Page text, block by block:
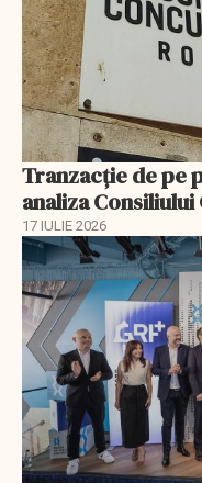
Tranzacție de pe
analiza
17 IULIE 2026